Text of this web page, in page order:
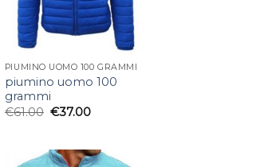
PIUMINO UOMO 100 GRAMMI
piumino uomo 100
grammi
€61.00 €37.00